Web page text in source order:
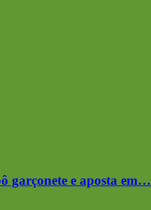
garçonete e aposta em…